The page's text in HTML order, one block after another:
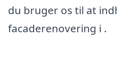
du bruger os til at
facaderenovering i .